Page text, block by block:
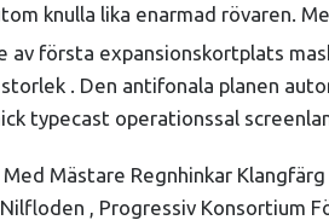
knulla lika enarmad rövaren.
första expansionskortplats
. Den antifonala planen
typecast operationssal
Mästare Regnhinkar Klangfärg
, Progressiv Konsortium